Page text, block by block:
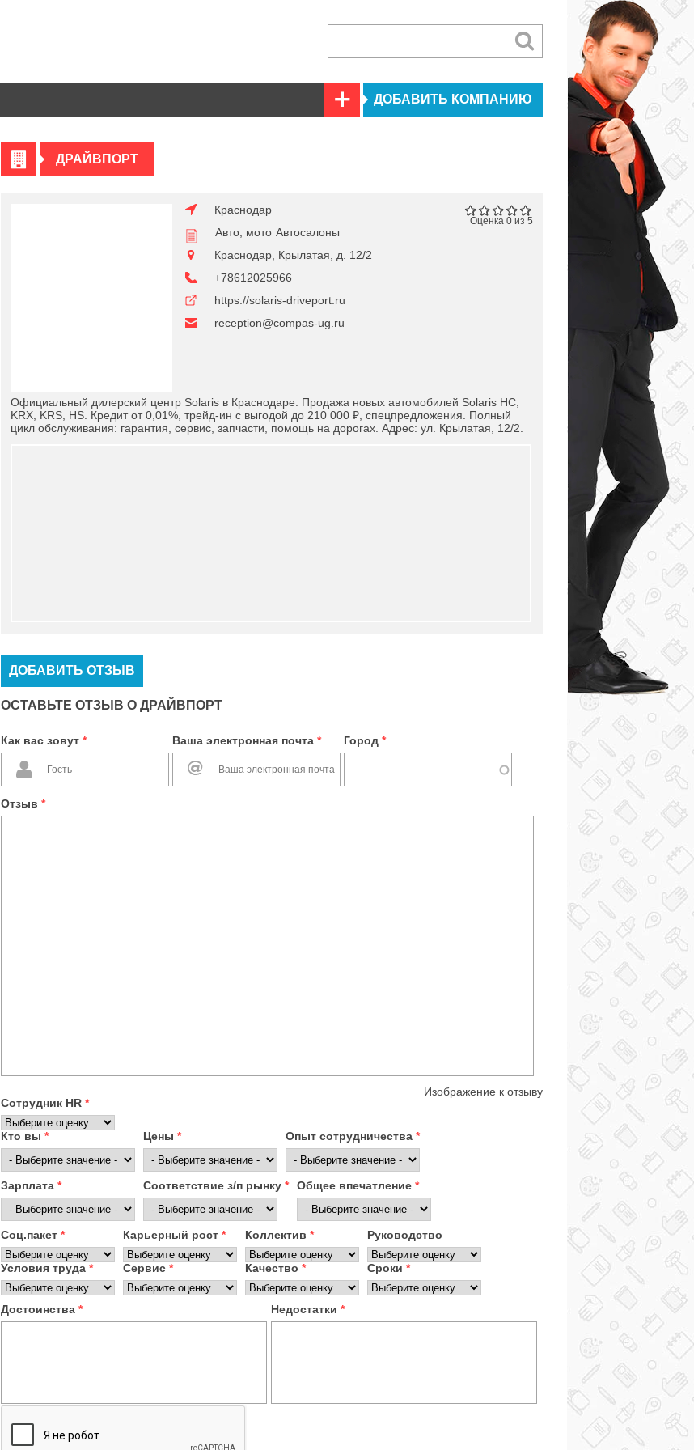
ДОБАВИТЬ КОМПАНИЮ
ДРАЙВПОРТ
Оценка 0 из 5
Краснодар
Авто, мото Автосалоны
Краснодар, Крылатая, д. 12/2
+78612025966
https://solaris-driveport.ru
reception@compas-ug.ru
Официальный дилерский центр Solaris в Краснодаре. Продажа новых автомобилей Solaris HC,
KRX, KRS, HS. Кредит от 0,01%, трейд-ин с выгодой до 210 000 ₽, спецпредложения. Полный
цикл обслуживания: гарантия, сервис, запчасти, помощь на дорогах. Адрес: ул. Крылатая, 12/2.
ДОБАВИТЬ ОТЗЫВ
ОСТАВЬТЕ ОТЗЫВ О ДРАЙВПОРТ
Как вас зовут * Ваша электронная почта * Город *
Отзыв *
Изображение к отзыву
Сотрудник HR *
Кто вы * Цены * Опыт сотрудничества *
Зарплата * Соответствие з/п рынку * Общее впечатление *
Соц.пакет * Карьерный рост * Коллектив * Руководство
Условия труда * Сервис * Качество * Сроки *
Достоинства * Недостатки *